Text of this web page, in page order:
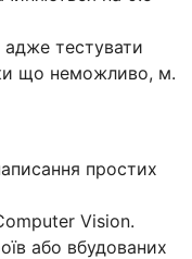
адже тестувати
що неможливо, м.
простих
Vision.
або вбудованих